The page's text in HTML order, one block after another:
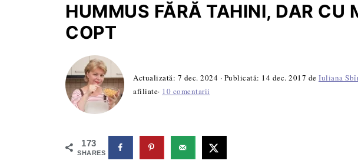
HUMMUS FĂRĂ TAHINI, DAR CU
COPT
Actualizată: 7 dec. 2024 · Publicată: 14 dec. 2017 de Iuliana
afiliate· 10 comentarii
173
SHARES